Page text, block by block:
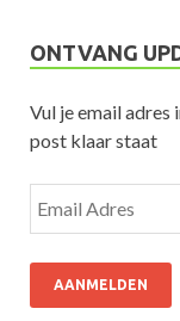
ONTVANG
Vul je email adres
post klaar staat
AANMELDEN